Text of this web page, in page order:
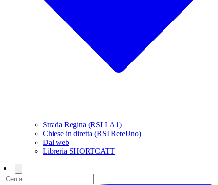
Strada Regina (RSI LA1)
Chiese in diretta (RSI ReteUno)
Dal web
Libreria SHORTCATT